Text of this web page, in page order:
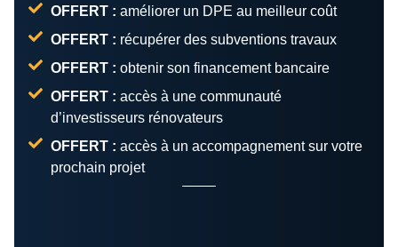
OFFERT : améliorer un DPE au meilleur coût
OFFERT : récupérer des subventions travaux
OFFERT : obtenir son financement bancaire
OFFERT : accès à une communauté
d’investisseurs rénovateurs
OFFERT : accès à un accompagnement sur votre
prochain projet